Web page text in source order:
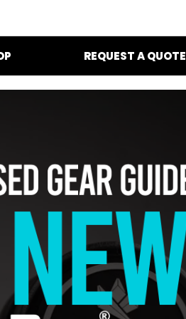
REQUEST A QUOTE